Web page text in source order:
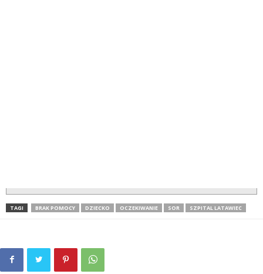
TAGI BRAK POMOCY DZIECKO OCZEKIWANIE SOR SZPITAL LATAWIEC